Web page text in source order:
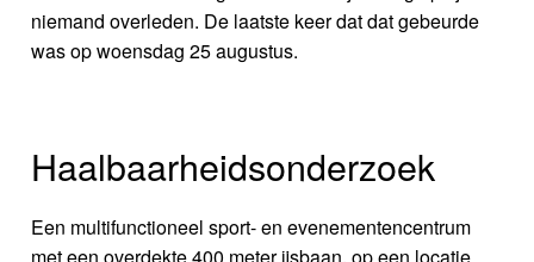
niemand overleden. De laatste keer dat dat gebeurde
was op woensdag 25 augustus.
Haalbaarheidsonderzoek
Een multifunctioneel sport- en evenementencentrum